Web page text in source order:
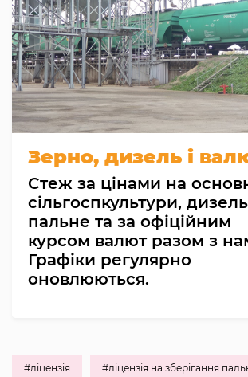
Зерно, дизель і
Cтеж за цінами на
сільгоспкультури,
пальне та за офіційним
курсом валют разом з
Графіки регулярно
оновлюються.
#ліцензія #ліцензія на зберігання